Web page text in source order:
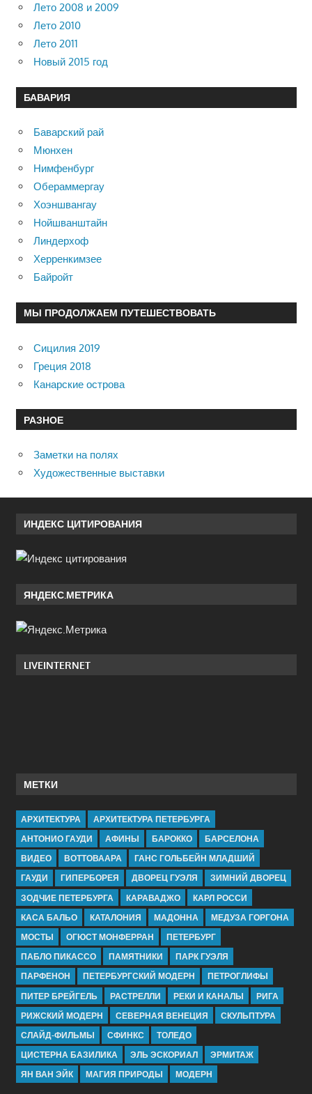
Лето 2008 и 2009
Лето 2010
Лето 2011
Новый 2015 год
БАВАРИЯ
Баварский рай
Мюнхен
Нимфенбург
Обераммергау
Хоэншвангау
Нойшванштайн
Линдерхоф
Херренкимзее
Байройт
МЫ ПРОДОЛЖАЕМ ПУТЕШЕСТВОВАТЬ
Сицилия 2019
Греция 2018
Канарские острова
РАЗНОЕ
Заметки на полях
Художественные выставки
ИНДЕКС ЦИТИРОВАНИЯ
ЯНДЕКС.МЕТРИКА
LIVEINTERNET
МЕТКИ
АРХИТЕКТУРА
АРХИТЕКТУРА ПЕТЕРБУРГА
АНТОНИО ГАУДИ
АФИНЫ БАРОККО
БАРСЕЛОНА
ВИДЕО
ВОТТОВААРА
ГАНС ГОЛЬБЕЙН МЛАДШИЙ
ГАУДИ
ГИПЕРБОРЕЯ ДВОРЕЦ ГУЭЛЯ
ЗИМНИЙ ДВОРЕЦ
ЗОДЧИЕ ПЕТЕРБУРГА
КАРАВАДЖО
КАРЛ РОССИ
КАСА БАЛЬО
КАТАЛОНИЯ МАДОННА
МЕДУЗА ГОРГОНА
МОСТЫ
ОГЮСТ МОНФЕРРАН
ПЕТЕРБУРГ
ПАБЛО ПИКАССО
ПАМЯТНИКИ
ПАРК ГУЭЛЯ
ПАРФЕНОН
ПЕТЕРБУРГСКИЙ МОДЕРН
ПЕТРОГЛИФЫ
ПИТЕР БРЕЙГЕЛЬ
РАСТРЕЛЛИ РЕКИ И КАНАЛЫ
РИГА
РИЖСКИЙ МОДЕРН
СЕВЕРНАЯ ВЕНЕЦИЯ
СКУЛЬПТУРА
СЛАЙД-ФИЛЬМЫ
СФИНКС
ТОЛЕДО
ЦИСТЕРНА БАЗИЛИКА
ЭЛЬ ЭСКОРИАЛ
ЭРМИТАЖ
ЯН ВАН ЭЙК
МАГИЯ ПРИРОДЫ МОДЕРН